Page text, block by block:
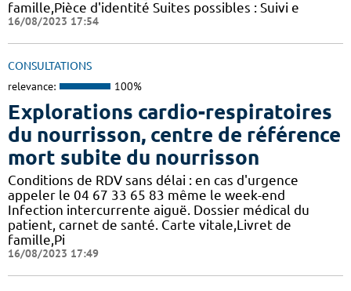
famille,Pièce d'identité Suites possibles : Suivi e
16/08/2023 17:54
CONSULTATIONS
relevance: 100%
Explorations cardio-respiratoires
du nourrisson, centre de référence
mort subite du nourrisson
Conditions de RDV sans délai : en cas d'urgence
appeler le 04 67 33 65 83 même le week-end
Infection intercurrente aiguë. Dossier médical du
patient, carnet de santé. Carte vitale,Livret de
famille,Pi
16/08/2023 17:49